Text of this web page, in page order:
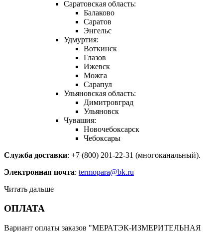
Саратовская область:
Балаково
Саратов
Энгельс
Удмуртия:
Воткинск
Глазов
Ижевск
Можга
Сарапул
Ульяновская область:
Димитровград
Ульяновск
Чувашия:
Новочебоксарск
Чебоксары
Служба доставки: +7 (800) 201-22-31 (многоканальный).
Электронная почта: termopara@bk.ru
Читать дальше
ОПЛАТА
Вариант оплаты заказов "МЕРАТЭК-ИЗМЕРИТЕЛЬНАЯ